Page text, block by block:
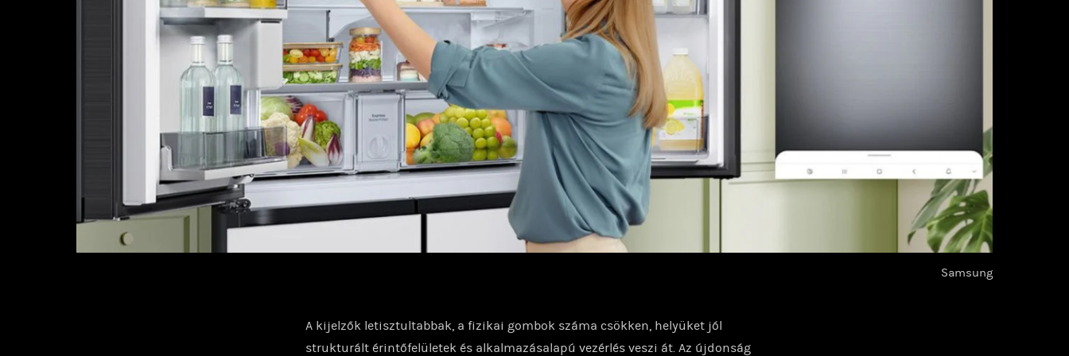
Samsung
A kijelzők letisztultabbak, a fizikai gombok száma csökken, helyüket jól
strukturált érintőfelületek és alkalmazásalapú vezérlés veszi át. Az újdonság